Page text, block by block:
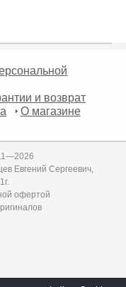
и возврат
О магазине
Евгений Сергеевич,
офертой